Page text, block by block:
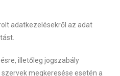
adatkezelésekről az adat
illetőleg jogszabály
megkeresése esetén a